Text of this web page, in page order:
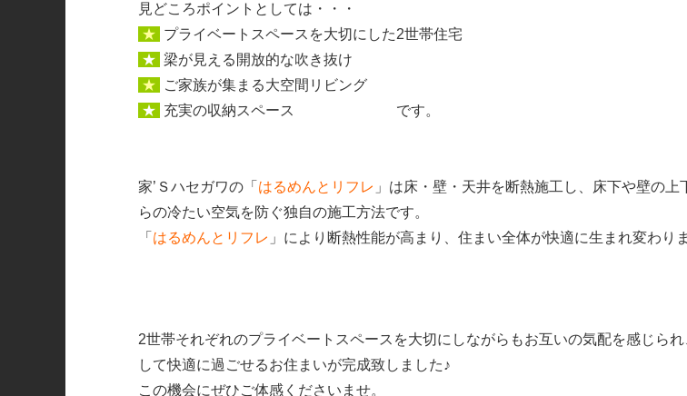
見どころポイントとしては・・・
★ プライベートスペースを大切にした2世帯住宅
★ 梁が見える開放的な吹き抜け
★
ご家族が集まる大空間リビング
★ 充実の収納スペース です。
家’Ｓハセガワの 「 はるめんとリフレ 」 は床・壁・天井を断熱施工し、床下や壁の上
らの冷たい空気を防ぐ独自の施工方法です。
「 はるめんとリフレ 」 により断熱性能が高まり、住まい全体が快適に生まれ変わり
2世帯それぞれのプライベートスペースを大切にしながらもお互いの気配を感じられ
して快適に過ごせるお住まいが完成致しました♪
この機会にぜひご体感くださいませ。